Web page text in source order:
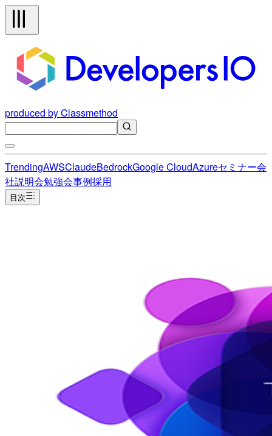
produced by Classmethod
TrendingAWSClaudeBedrockGoogle CloudAzureセミナー会
社説明会勉強会事例採用
目次